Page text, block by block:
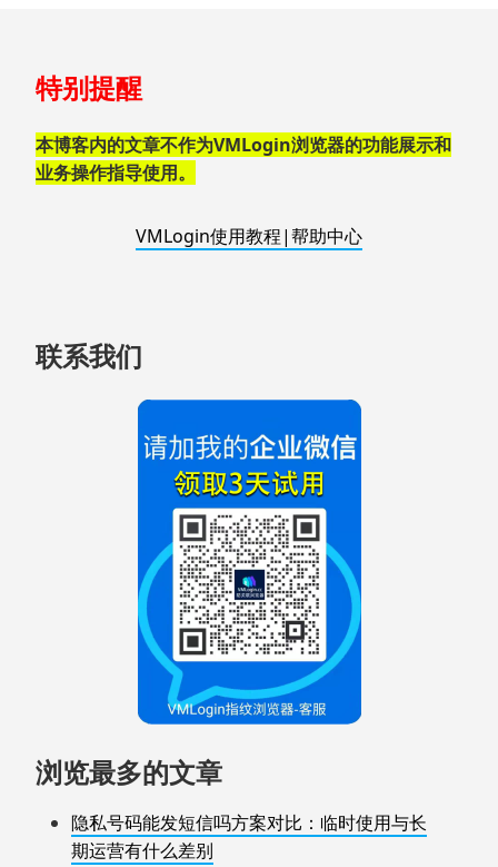
至
脚
特别提醒
本博客内的文章不作为VMLogin浏览器的功能展示和
业务操作指导使用。
VMLogin使用教程|帮助中心
联系我们
浏览最多的文章
隐私号码能发短信吗方案对比：临时使用与长
期运营有什么差别